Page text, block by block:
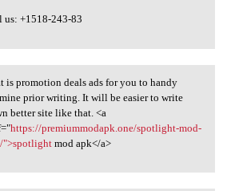
us: +1518-243-83
promotion deals ads
is promotion deals ads for you to handy
prior writing. It will be easier to write
better site like that. <a
https://premiummodapk.one/spotlight-mod-
">spotlightmod apk</a>